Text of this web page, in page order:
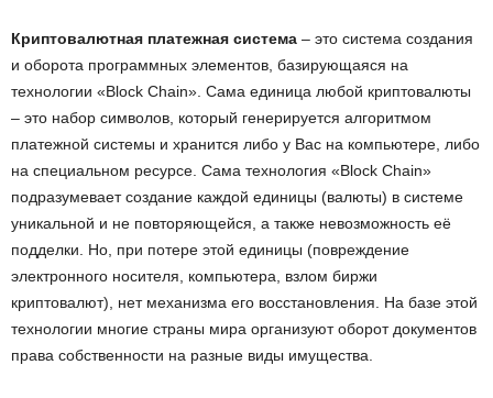
Криптовалютная платежная система – это система создания
и оборота программных элементов, базирующаяся на
технологии «Block Chain». Сама единица любой криптовалюты
– это набор символов, который генерируется алгоритмом
платежной системы и хранится либо у Вас на компьютере, либо
на специальном ресурсе. Сама технология «Block Chain»
подразумевает создание каждой единицы (валюты) в системе
уникальной и не повторяющейся, а также невозможность её
подделки. Но, при потере этой единицы (повреждение
электронного носителя, компьютера, взлом биржи
криптовалют), нет механизма его восстановления. На базе этой
технологии многие страны мира организуют оборот документов
права собственности на разные виды имущества.